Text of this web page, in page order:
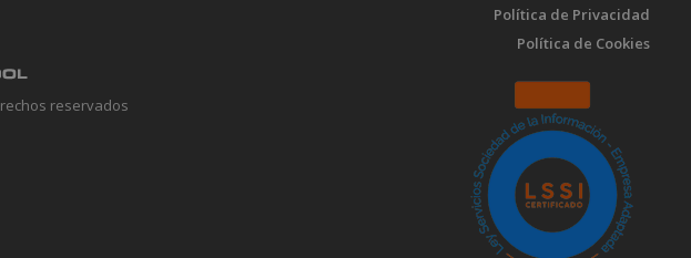
reservados
Política de Privacidad
Política de Cookies